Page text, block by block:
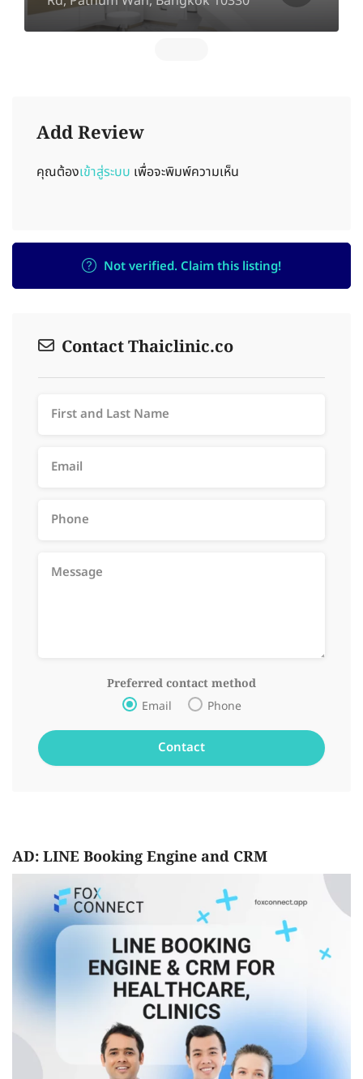
Add Review
คุณต้องเข้าสู่ระบบ เพื่อจะพิมพ์ความเห็น
Not verified. Claim this listing!
Contact Thaiclinic.co
Preferred contact method
Email Phone
AD: LINE Booking Engine and CRM